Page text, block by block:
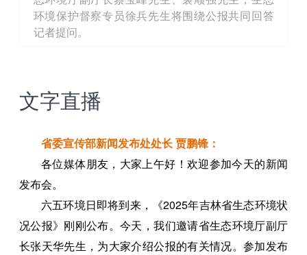
环境保护督察专员徐兵先生将围绕公报共同回答
记者提问。
文字直播
省委宣传部新闻发布处处长 贾鹏锋：
各位媒体朋友，大家上午好！欢迎参加今天的新闻
发布会。
六五环境日即将到来，《2025年吉林省生态环境状
况公报》刚刚公布。今天，我们邀请省生态环境厅副厅
长张天华先生，为大家介绍公报的有关情况。参加发布